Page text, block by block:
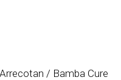
/ Bamba Cure